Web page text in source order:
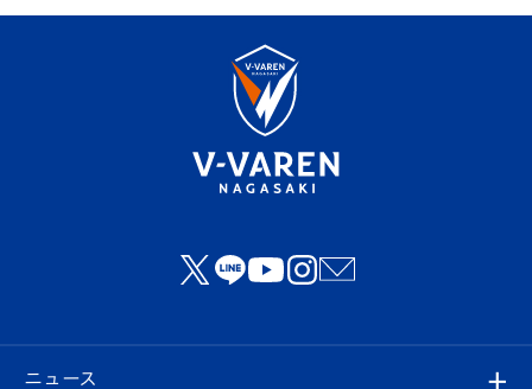
ニュース